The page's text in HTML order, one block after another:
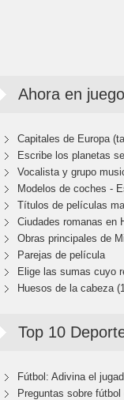
Ahora en
Capitales de Europa
Escribe los planetas
Vocalista y grupo
Modelos de coches -
Títulos de películas
Ciudades romanas en
Obras principales de
Parejas de película
Elige las sumas cuyo
Huesos de la cabeza
Top 10
Fútbol: Adivina el
Preguntas sobre fútbol